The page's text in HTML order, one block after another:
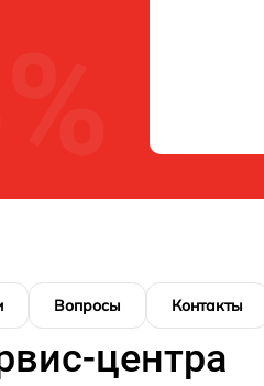
Вопросы Контакты
центра